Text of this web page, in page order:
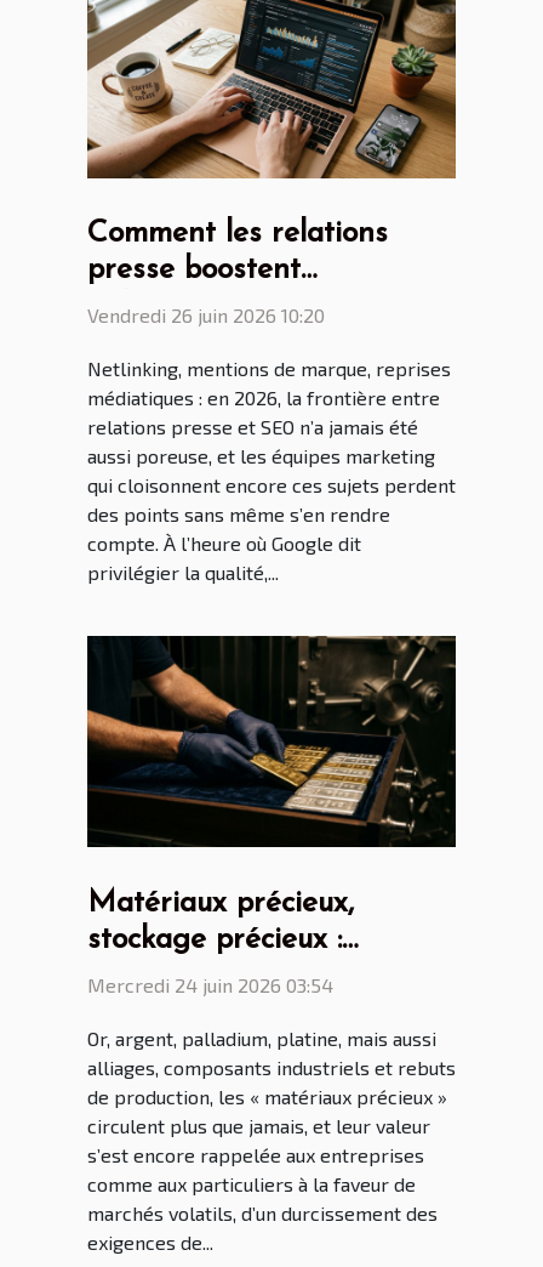
Comment les relations
presse boostent
indirectement votre seo via
Vendredi 26 juin 2026 10:20
Netlinking, mentions de marque, reprises
médiatiques : en 2026, la frontière entre
relations presse et SEO n’a jamais été
aussi poreuse, et les équipes marketing
qui cloisonnent encore ces sujets perdent
des points sans même s’en rendre
compte. À l’heure où Google dit
privilégier la qualité,...
Matériaux précieux,
stockage précieux :
comment éviter pertes et
Mercredi 24 juin 2026 03:54
Or, argent, palladium, platine, mais aussi
alliages, composants industriels et rebuts
de production, les « matériaux précieux »
circulent plus que jamais, et leur valeur
s’est encore rappelée aux entreprises
comme aux particuliers à la faveur de
marchés volatils, d’un durcissement des
exigences de...